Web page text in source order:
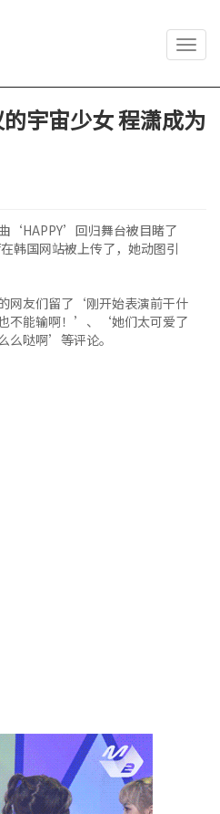
宇宙少女 程潇成为
‘HAPPY’回归舞台被目睹了
韩国网站被上传了，她动图引
网友们留了‘刚开始表演前干什
不能输啊！’、‘她们太可爱了
哒啊’等评论。